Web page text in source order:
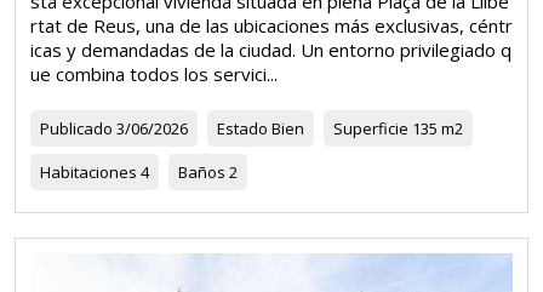
rtat de Reus, una de las ubicaciones más exclusivas, céntr
icas y demandadas de la ciudad. Un entorno privilegiado q
ue combina todos los servici...
Publicado 3/06/2026 Estado Bien Superficie 135 m2
Habitaciones 4 Baños 2